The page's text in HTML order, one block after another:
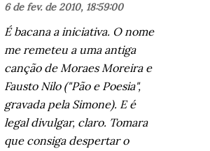
6 de fev. de 2010, 18:59:00
É bacana a iniciativa. O nome
me remeteu a uma antiga
canção de Moraes Moreira e
Fausto Nilo ("Pão e Poesia",
gravada pela Simone). E é
legal divulgar, claro. Tomara
que consiga despertar o